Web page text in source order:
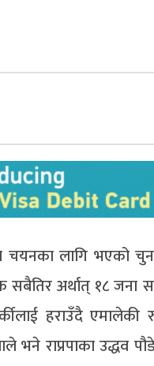
चयनका लागि भएको
अर्थात् १८ जना
हराउँदै
भने राप्रपाका उद्धव